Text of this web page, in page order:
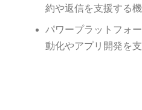
約や返信を支援する
パワープラットフォ
動化やアプリ開発を